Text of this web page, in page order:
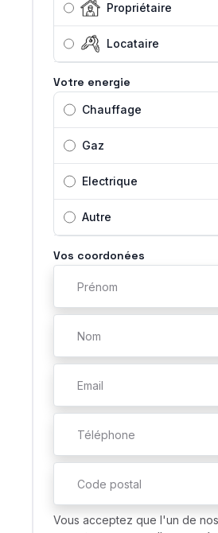
Propriétaire
Locataire
Votre energie
Chauffage
Gaz
Electrique
Autre
Vos coordonées
Vous acceptez que l'un de